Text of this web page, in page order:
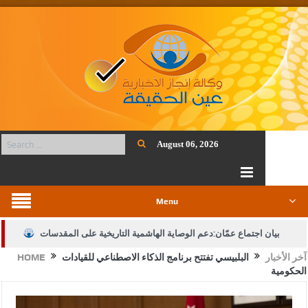
August 06, 2026
Menu
بيان اجتماع عمّان:دعم الوصاية الهاشمية التاريخية على المقدسات
الإسلامية والمسيحية HOME آخر الأخبار
البلبيسي تفتتح برنامج الذكاء الاصطناعي للقيادات
الحكومية